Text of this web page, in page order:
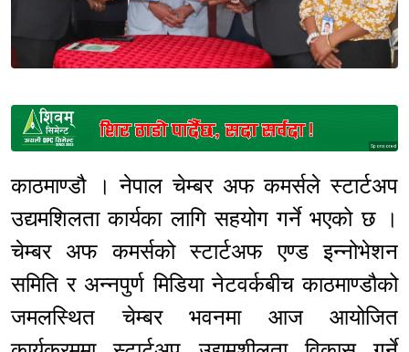
Sponsored
काठमाण्डौ । नेपाल चेम्बर अफ कमर्सले स्टार्टअप
उद्यमशिलता कार्यका लागि सहयोग गर्ने भएको छ ।
चेम्बर अफ कमर्सको स्टार्टअफ एण्ड इन्नोभेशन
समिति र अन्नपुर्ण मिडिया नेटवर्कबीच काठमाण्डौको
जमलस्थित चेम्बर भवनमा आज आयोजित